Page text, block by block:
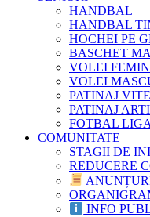
HANDBAL
HANDBAL
HOCHEI PE
BASCHET
VOLEI
VOLEI
PATINAJ
PATINAJ
FOTBAL
COMUNITATE
STAGII DE
REDUCERE
INFO